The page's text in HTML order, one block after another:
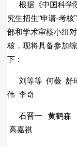
根据《中国科学
究生招生“申请-考
部和学术审核小组
核，现将具备参加
下：
刘等等 何薇 舒
伟 李奇
石晋一 黄鹤
高嘉祺